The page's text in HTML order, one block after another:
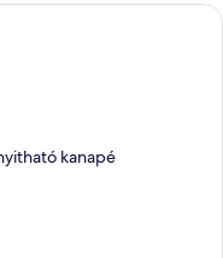
szoba, amelyben van
kanapé